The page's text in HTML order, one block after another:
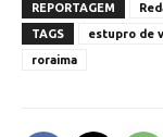
REPORTAGEM
TAGS
estupro de
roraima